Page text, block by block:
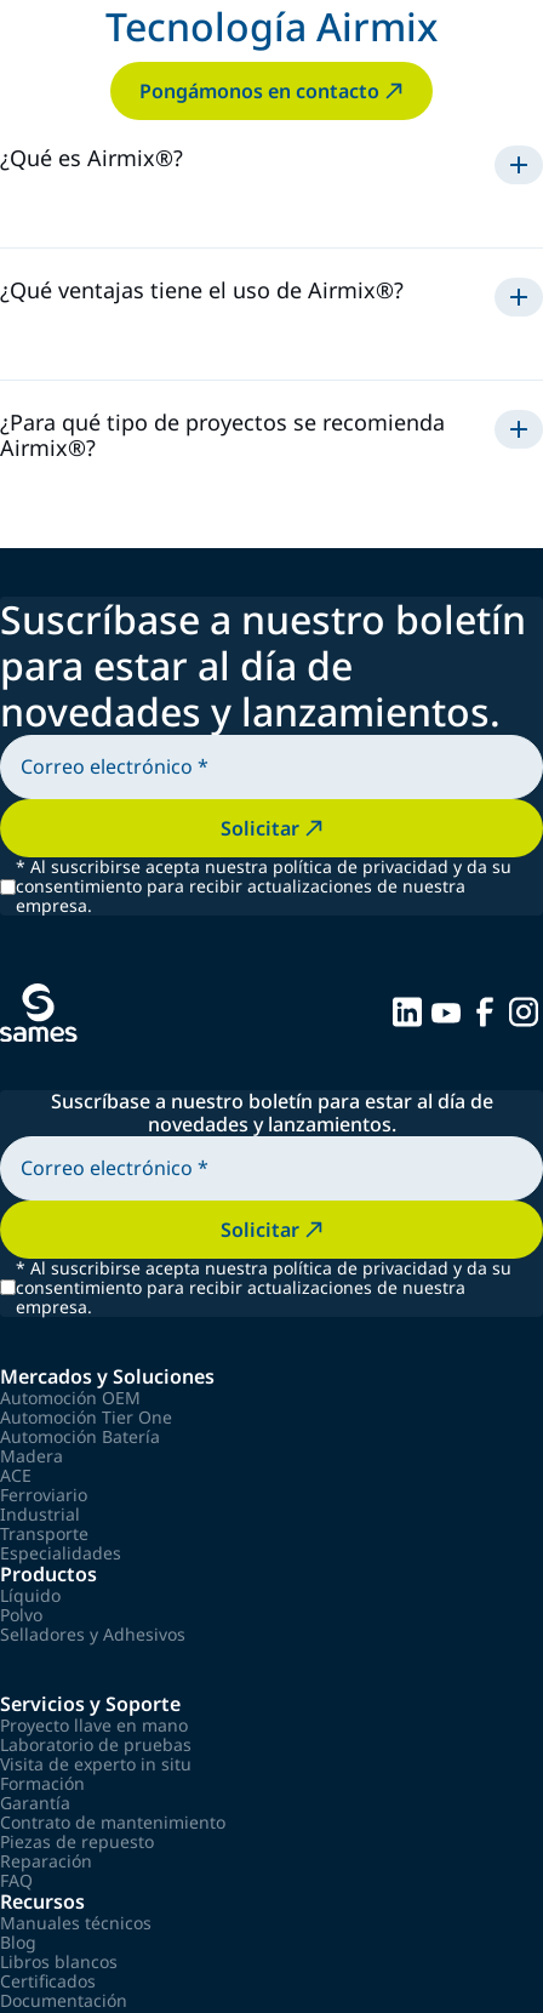
Tecnología Airmix
Pongámonos en contacto
¿Qué es Airmix®?
¿Qué ventajas tiene el uso de Airmix®?
¿Para qué tipo de proyectos se recomienda
Airmix®?
Suscríbase a nuestro boletín
para estar al día de
novedades y lanzamientos.
Solicitar
* Al suscribirse acepta nuestra política de privacidad y da su
consentimiento para recibir actualizaciones de nuestra
empresa.
Suscríbase a nuestro boletín para estar al día de
novedades y lanzamientos.
Solicitar
* Al suscribirse acepta nuestra política de privacidad y da su
consentimiento para recibir actualizaciones de nuestra
empresa.
Mercados y Soluciones
Automoción OEM
Automoción Tier One
Automoción Batería
Madera
ACE
Ferroviario
Industrial
Transporte
Especialidades
Productos
Líquido
Polvo
Selladores y Adhesivos
Servicios y Soporte
Proyecto llave en mano
Laboratorio de pruebas
Visita de experto in situ
Formación
Garantía
Contrato de mantenimiento
Piezas de repuesto
Reparación
FAQ
Recursos
Manuales técnicos
Blog
Libros blancos
Certificados
Documentación